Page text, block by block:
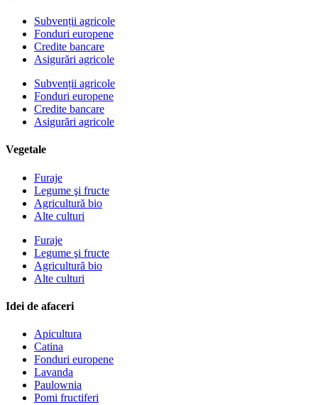
Subvenții agricole
Fonduri europene
Credite bancare
Asigurări agricole
Subvenții agricole
Fonduri europene
Credite bancare
Asigurări agricole
Vegetale
Furaje
Legume şi fructe
Agricultură bio
Alte culturi
Furaje
Legume şi fructe
Agricultură bio
Alte culturi
Idei de afaceri
Apicultura
Catina
Fonduri europene
Lavanda
Paulownia
Pomi fructiferi